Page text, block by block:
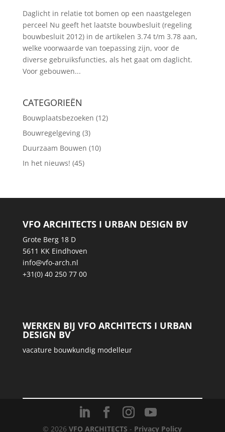
Daglicht in relatie tot bomen op een naastgelegen
perceel Nu geeft het laatste bouwbesluit (regeling
bouwbesluit 2012) in de artikelen 3.74 t/m 3.78 aan,
welke voorwaarde van toepassing zijn, voor de
diverse gebruiksfuncties, als het gaat om daglicht.
Voor gebouwen...
CATEGORIEËN
Bouwplaatsbezoeken (12)
Bouwregelgeving(3)
Duurzaam Bouwen (10)
In het nieuws! (45)
VFO ARCHITECTS I URBAN DESIGN BV
Grote Berg 18 D
5611 KK Eindhoven
info@vfo-arch.nl
+31(0) 40 250 77 00
WERKEN BIJ VFO ARCHITECTS I URBAN
DESIGN BV
vacature bouwkundig modelleur
© 2026VFO ARCHITECTS - Privacy Policy